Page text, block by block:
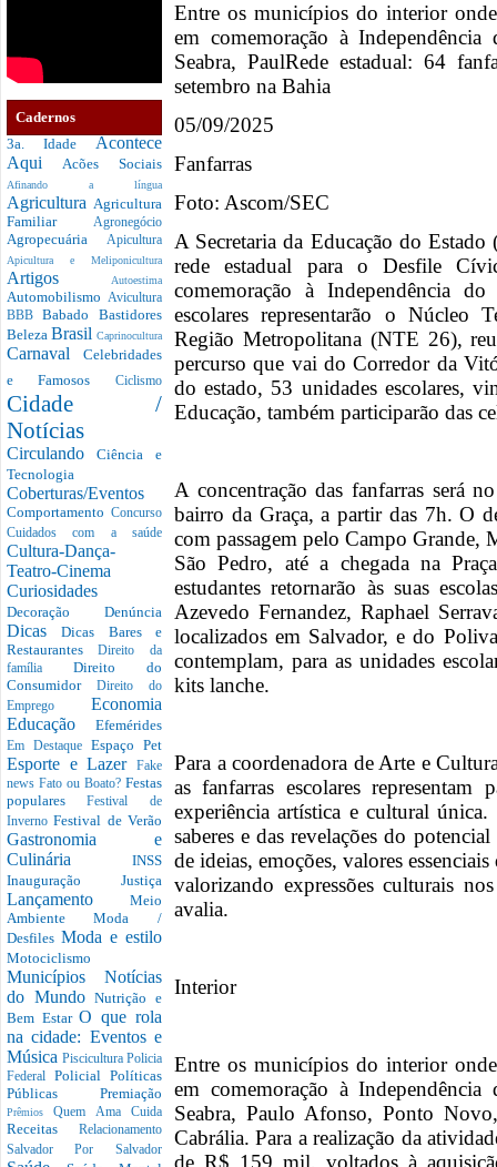
Cadernos
3a. Idade Acontece
Aqui Acões Sociais
Afinando a língua
Agricultura Agricultura
Familiar Agronegócio
Agropecuária Apicultura
Apicultura e Meliponicultura
Artigos Autoestima
Automobilismo Avicultura
BBBBabado Bastidores
Beleza Brasil Caprinocultura
Carnaval Celebridades
e Famosos Ciclismo
Cidade /
Notícias
CirculandoCiência e
Tecnologia
Coberturas/Eventos
Comportamento Concurso
Cuidados com a saúde
Cultura-Dança-
Teatro-Cinema
Curiosidades
Decoração Denúncia
DicasDicas Bares e
RestaurantesDireito da
família Direito do
Consumidor Direito do
Emprego Economia
Educação Efemérides
Em Destaque Espaço Pet
Esporte e Lazer
Fake
news Fato ou Boato? Festas
popularesFestival de
InvernoFestival de Verão
Gastronomia e
Culinária INSS
Inauguração Justiça
Lançamento Meio
AmbienteModa /
Desfiles Moda e estilo
Motociclismo
Municípios Notícias
do MundoNutrição e
Bem EstarO que rola
na cidade: Eventos e
Música Piscicultura Policia
Federal Policial Políticas
Públicas Premiação
PrêmiosQuem Ama Cuida
Receitas Relacionamento
Salvador Por Salvador
Entre os municípios do interior
em comemoração à
Seabra, PaulRede estadual: 64
setembro na Bahia
05/09/2025
Fanfarras
Foto: Ascom/SEC
A Secretaria da Educação do Estado
rede estadual para o Desfile
comemoração à Independência
escolares representarão o Núcleo
Região Metropolitana (NTE 26),
percurso que vai do Corredor da
do estado, 53 unidades escolares,
Educação, também participarão das
A concentração das fanfarras será
bairro da Graça, a partir das 7h. O
com passagem pelo Campo Grande,
São Pedro, até a chegada na
estudantes retornarão às suas
Azevedo Fernandez, Raphael
localizados em Salvador, e do
contemplam, para as unidades
kits lanche.
Para a coordenadora de Arte e
as fanfarras escolares
experiência artística e cultural
saberes e das revelações do
de ideias, emoções, valores
valorizando expressões culturais
avalia.
Interior
Entre os municípios do interior
em comemoração à
Seabra, Paulo Afonso, Ponto
Cabrália. Para a realização da
de R$ 159 mil, voltados à